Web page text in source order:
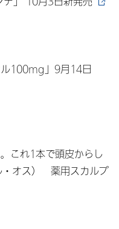
100mg」9月14日
これ1本で頭皮からし
・オス） 薬用スカルプ